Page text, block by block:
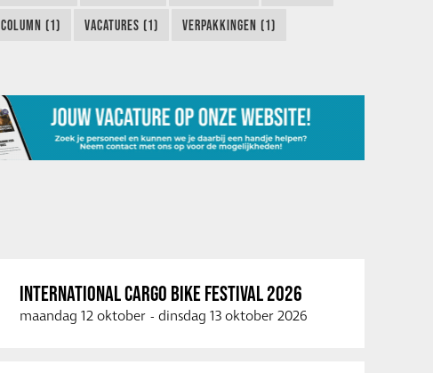
COLUMN (1) VACATURES (1) VERPAKKINGEN (1)
INTERNATIONAL CARGO BIKE FESTIVAL 2026
maandag 12 oktober - dinsdag 13 oktober 2026